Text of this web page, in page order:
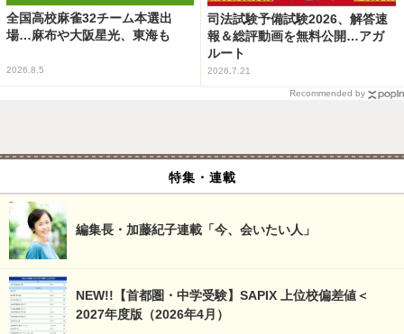
全国高校麻雀32チーム本選出
場…麻布や大阪星光、東海も
2026.8.5
司法試験予備試験2026、解答速
報＆総評動画を無料公開…アガ
ルート
2026.7.21
Recommended by
特集・連載
編集長・加藤紀子連載「今、会いたい人」
NEW!!【首都圏・中学受験】SAPIX 上位校偏差値＜
2027年度版（2026年4月）